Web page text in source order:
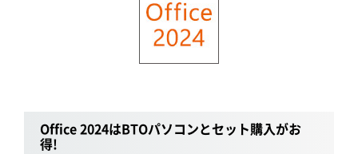
Office 2024はBTOパソコンとセット購入がお
得!